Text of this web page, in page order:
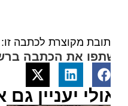
מקוצרת לכתבה זו:
את הכתבה
יעניין גם